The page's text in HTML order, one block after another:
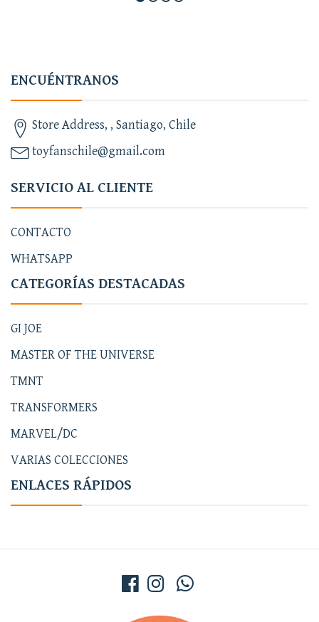
ENCUÉNTRANOS
Store Address, , Santiago, Chile
toyfanschile@gmail.com
SERVICIO AL CLIENTE
CONTACTO
WHATSAPP
CATEGORÍAS DESTACADAS
GI JOE
MASTER OF THE UNIVERSE
TMNT
TRANSFORMERS
MARVEL/DC
VARIAS COLECCIONES
ENLACES RÁPIDOS